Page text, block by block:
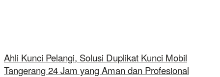
Ahli Kunci Pelangi, Solusi Duplikat Kunci Mobil
Tangerang 24 Jam yang Aman dan Profesional